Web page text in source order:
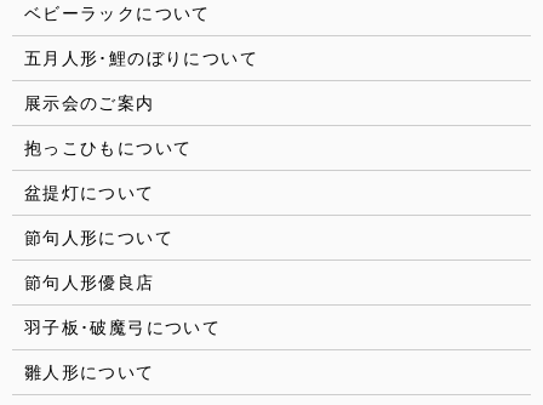
ベビーラックについて
五月人形･鯉のぼりについて
展示会のご案内
抱っこひもについて
盆提灯について
節句人形について
節句人形優良店
羽子板･破魔弓について
雛人形について